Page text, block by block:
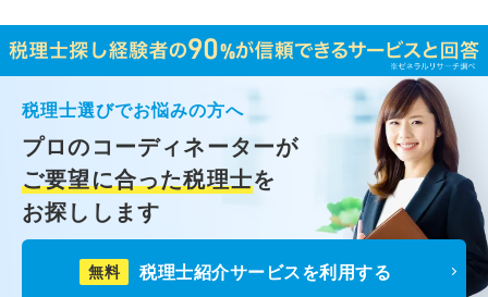
税理士選びでお悩みの方へ
プロのコーディネーターが
ご要望に合った税理士を
お探しします
無料 税理士紹介サービスを利用する